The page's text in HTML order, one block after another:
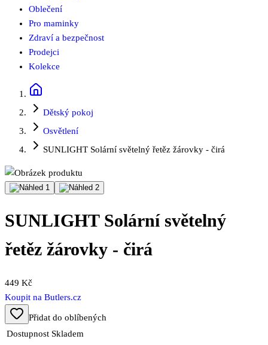
Oblečení
Pro maminky
Zdraví a bezpečnost
Prodejci
Kolekce
Dětský pokoj
Osvětlení
SUNLIGHT Solární světelný řetěz žárovky - čirá
SUNLIGHT Solární světelný
řetěz žárovky - čirá
449 Kč
Koupit na Butlers.cz
Přidat do oblíbených
Dostupnost Skladem